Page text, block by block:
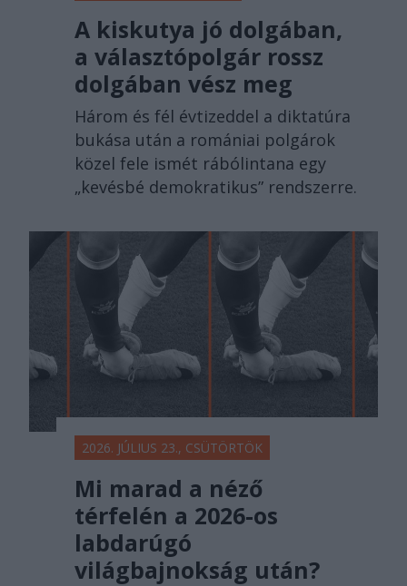
A kiskutya jó dolgában,
a választópolgár rossz
dolgában vész meg
Három és fél évtizeddel a diktatúra
bukása után a romániai polgárok
közel fele ismét rábólintana egy
„kevésbé demokratikus” rendszerre.
2026. JÚLIUS 23., CSÜTÖRTÖK
Mi marad a néző
térfelén a 2026-os
labdarúgó
világbajnokság után?